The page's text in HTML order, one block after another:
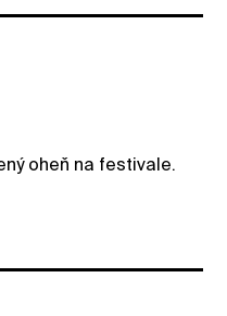
oheň na festivale.